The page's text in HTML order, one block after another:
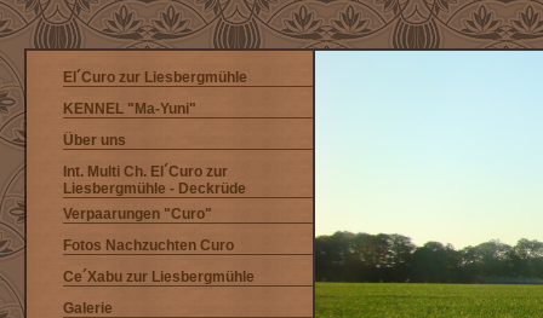
El´Curo zur Liesbergmühle
KENNEL "Ma-Yuni"
Über uns
Int. Multi Ch. El´Curo zur
Liesbergmühle - Deckrüde
Verpaarungen "Curo"
Fotos Nachzuchten Curo
Ce´Xabu zur Liesbergmühle
Galerie